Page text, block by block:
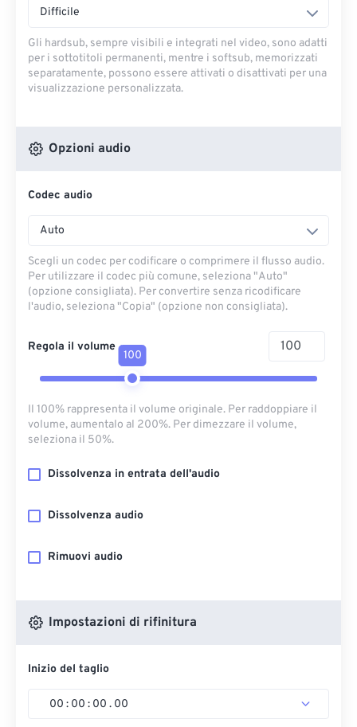
Difficile
Gli hardsub, sempre visibili e integrati nel video, sono adatti
per i sottotitoli permanenti, mentre i softsub, memorizzati
separatamente, possono essere attivati ​​o disattivati ​​per una
visualizzazione personalizzata.
Opzioni audio
Codec audio
Auto
Scegli un codec per codificare o comprimere il flusso audio.
Per utilizzare il codec più comune, seleziona "Auto"
(opzione consigliata). Per convertire senza ricodificare
l'audio, seleziona "Copia" (opzione non consigliata).
Regola il volume
100
Il 100% rappresenta il volume originale. Per raddoppiare il
volume, aumentalo al 200%. Per dimezzare il volume,
seleziona il 50%.
Dissolvenza in entrata dell'audio
Dissolvenza audio
Rimuovi audio
Impostazioni di rifinitura
Inizio del taglio
00 : 00 : 00 . 00